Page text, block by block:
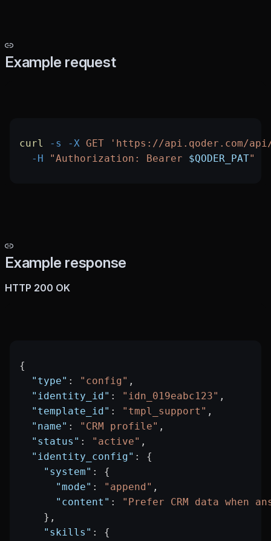
Example request
curl -s -X GET 'https://api.qoder.com/api/
  -H
"Authorization: Bearer $QODER_PAT"
Example response
HTTP 200 OK
{
  "type"
: "config" ,
  "identity_id"
: "idn_019eabc123" ,
  "template_id"
: "tmpl_support" ,
  "name"
: "CRM profile" ,
  "status"
: "active" ,
  "identity_config"
: {
    "system"
: {
      "mode"
: "append" ,
      "content"
:
"Prefer CRM data when
    },
    "skills"
: {